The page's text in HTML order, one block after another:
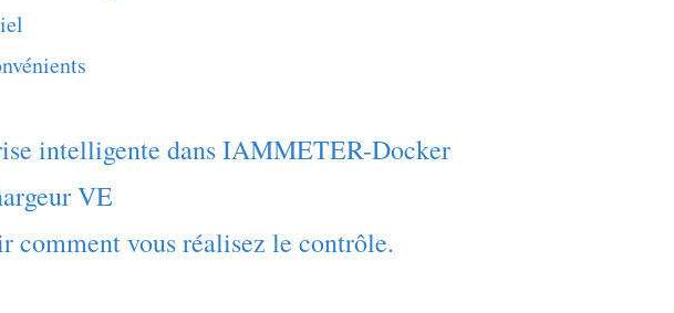
intelligente dans IAMMETER-Docker
VE
comment vous réalisez le contrôle.